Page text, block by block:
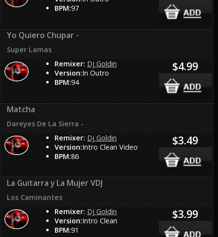
BPM:97
Yo Quiero Chupar -
Super Lamas
Remixer: Dj Goldin
Version:In Outro
BPM:94
$4.99
Matcha
Dareyes De La Sierra -
Remixer: Dj Goldin
Version:Intro Clean Video
BPM:86
$3.49
La Guitarra y La Mujer VDJ
Los Caminantes
Remixer: Dj Goldin
Version:Intro Clean
BPM:91
$3.99